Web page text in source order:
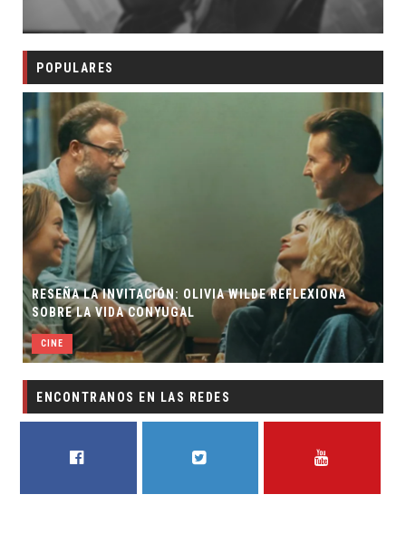
POPULARES
RESEÑA LA INVITACIÓN: OLIVIA WILDE REFLEXIONA
SOBRE LA VIDA CONYUGAL
CINE
ENCONTRANOS EN LAS REDES